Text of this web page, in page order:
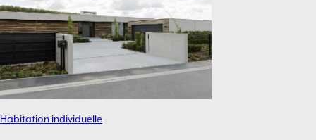
Navigation
Habitation individuelle